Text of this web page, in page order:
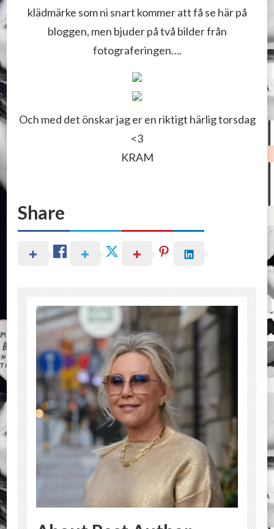
klädmärke som ni snart kommer att få se här på
bloggen, men bjuder på två bilder från
fotograferingen….
Och med det önskar jag er en riktigt härlig torsdag
<3
KRAM
Share